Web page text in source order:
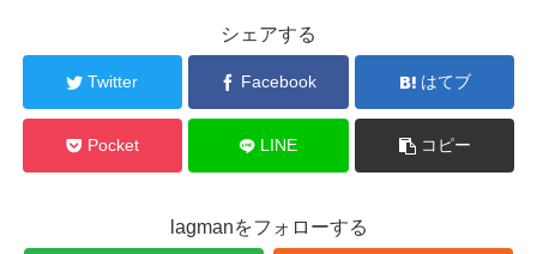
シェアする
Twitter Facebook はてブ
Pocket LINE コピー
lagmanをフォローする